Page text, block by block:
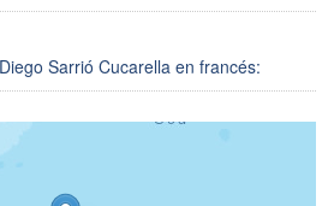
Sarrió Cucarella en francés: